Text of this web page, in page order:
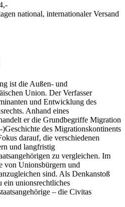
national, internationaler Versand
ist die Außen- und
Union. Der Verfasser
und Entwicklung des
Anhand eines
er die Grundbegriffe Migration
des Migrationskontinents
darauf, die verschiedenen
und langfristig
zu vergleichen. Im
von Unionsbürgern und
sind. Als Denkanstoß
ein unionsrechtliches
– die Civitas